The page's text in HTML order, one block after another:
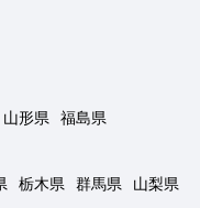
山形県
福島県
栃木県 群馬県
山梨県